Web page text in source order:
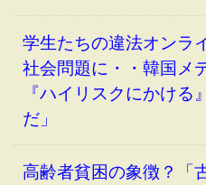
学生たちの違法オンラ
社会問題に・・韓国メ
『ハイリスクにかける
だ」
高齢者貧困の象徴？「